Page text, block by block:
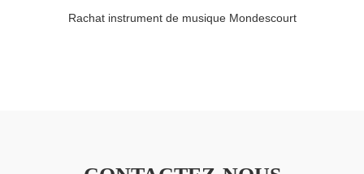
Rachat instrument de musique Mondescourt